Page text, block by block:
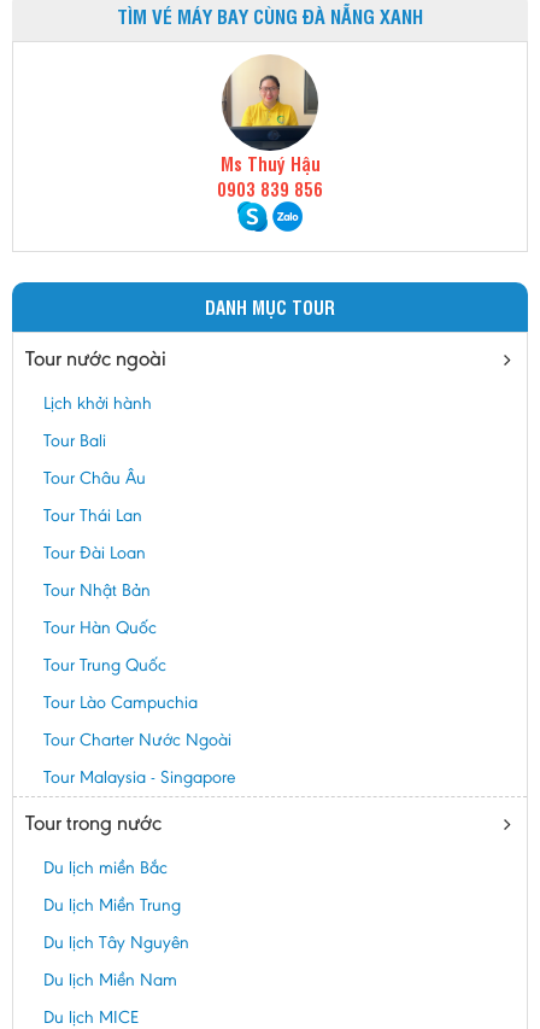
TÌM VÉ MÁY BAY CÙNG ĐÀ NẴNG XANH
Ms Thuý Hậu
0903 839 856
DANH MỤC TOUR
Tour nước ngoài
Lịch khởi hành
Tour Bali
Tour Châu Âu
Tour Thái Lan
Tour Đài Loan
Tour Nhật Bản
Tour Hàn Quốc
Tour Trung Quốc
Tour Lào Campuchia
Tour Charter Nước Ngoài
Tour Malaysia - Singapore
Tour trong nước
Du lịch miền Bắc
Du lịch Miền Trung
Du lịch Tây Nguyên
Du lịch Miền Nam
Du lịch MICE